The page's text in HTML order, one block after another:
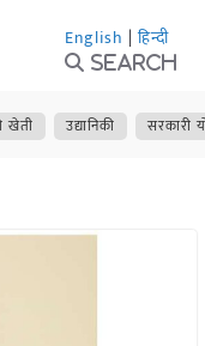
English | हिन्दी
Search
खेती उद्यानिकी सरकारी